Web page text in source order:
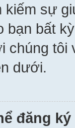
kiếm sự
bạn bất
chúng
dưới.
đăng